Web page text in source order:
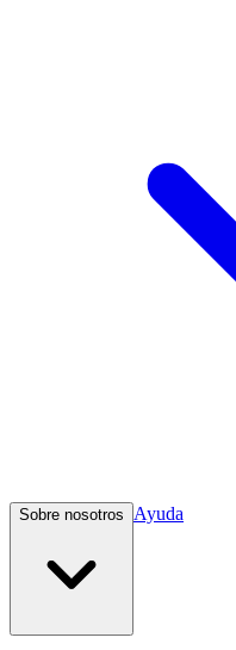
Sobre nosotros Ayuda